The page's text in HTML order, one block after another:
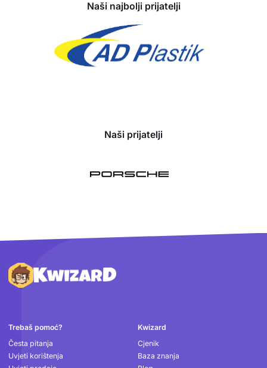
Naši najbolji prijatelji
Naši prijatelji
Podnožje
Trebaš pomoć?
Česta pitanja
Uvjeti korištenja
Kwizard
Cjenik
Baza znanja